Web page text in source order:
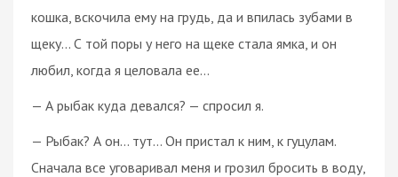
кошка, вскочила ему на грудь, да и впилась зубами в
щеку... С той поры у него на щеке стала ямка, и он
любил, когда я целовала ее...
— А рыбак куда девался? — спросил я.
— Рыбак? А он... тут... Он пристал к ним, к гуцулам.
Сначала все уговаривал меня и грозил бросить в воду,